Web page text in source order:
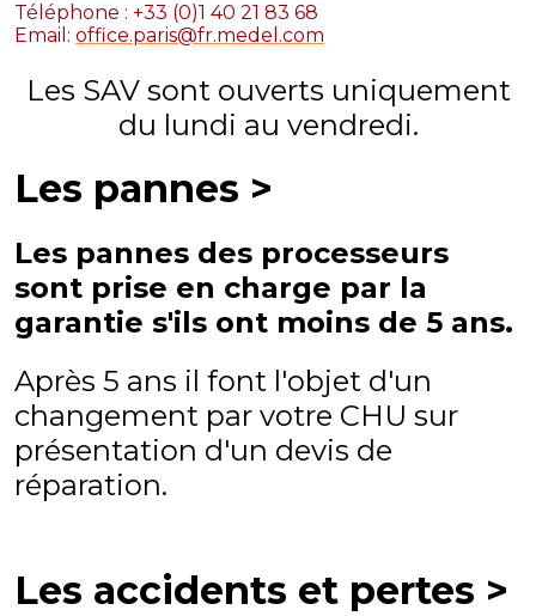
Téléphone : +33 (0)1 40 21 83 68
Email: office.paris@fr.medel.com
Les SAV sont ouverts uniquement
du lundi au vendredi.
Les pannes >
Les pannes des processeurs
sont prise en charge par la
garantie s'ils ont moins de 5 ans.
Après 5 ans il font l'objet d'un
changement par votre CHU sur
présentation d'un devis de
réparation.
Les accidents et pertes >